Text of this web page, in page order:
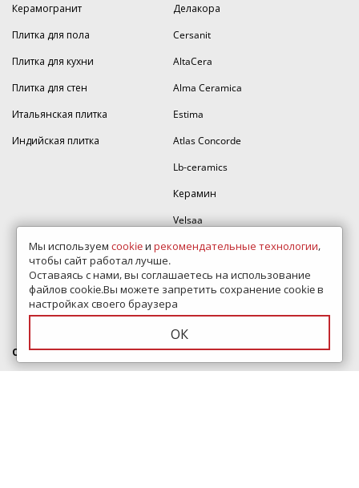
Керамогранит
Плитка для пола
Плитка для кухни
Плитка для стен
Итальянская плитка
Индийская плитка
Делакора
Cersanit
AltaCera
Alma Ceramica
Estima
Atlas Concorde
Lb-ceramics
Керамин
Velsaa
Vitra
Mainzu
Ragno
О компании
Помощь
Мы используем cookieи рекомендательные технологии,
чтобы сайт работал лучше.
Оставаясь с нами, вы соглашаетесь на использование
файлов cookie.Вы можете запретить сохранение cookie в
настройках своего браузера
ОК